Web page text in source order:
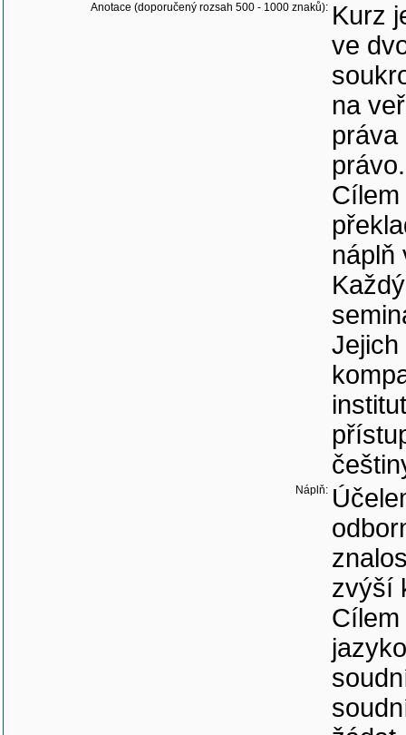
Anotace (doporučený rozsah 500 - 1000 znaků): Kurz
ve
na
práva
právo.
náplň
Jejich
Náplň:
zvýší